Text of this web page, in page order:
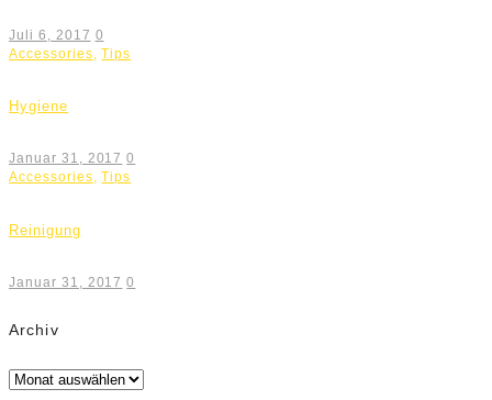
Juli 6, 2017 0
Accessories ,Tips
Hygiene
Januar 31, 2017 0
Accessories,Tips
Reinigung
Januar 31, 2017 0
Archiv
Archiv